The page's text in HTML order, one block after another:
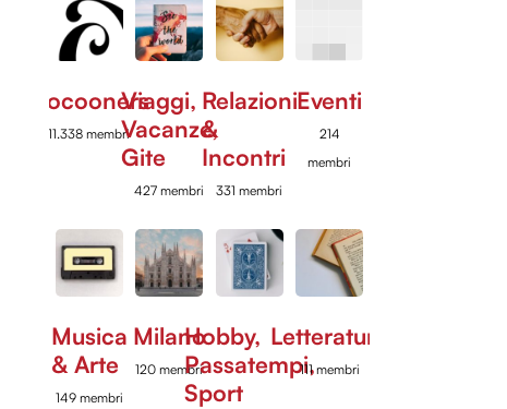
Cocooners
11.338 membri
Viaggi,
Vacanze,
Gite
427 membri
Relazioni
&
Incontri
331 membri
Eventi
214
membri
Musica
& Arte
149 membri
Milano
120 membri
Hobby,
Passatempi,
Sport
Letteratura
111 membri